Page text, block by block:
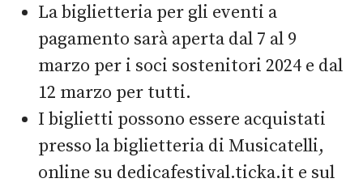
La biglietteria per gli eventi a
pagamento sarà aperta dal 7 al 9
marzo per i soci sostenitori 2024 e dal
12 marzo per tutti.
I biglietti possono essere acquistati
presso la biglietteria di Musicatelli,
online su dedicafestival.ticka.it e sul